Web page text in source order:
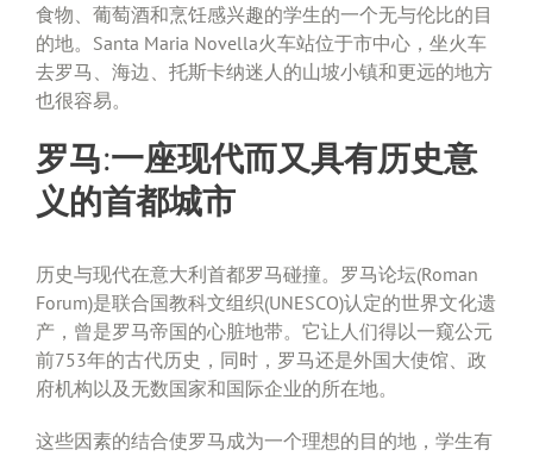
食物、葡萄酒和烹饪感兴趣的学生的一个无与伦比的目
的地。Santa Maria Novella火车站位于市中心，坐火车
去罗马、海边、托斯卡纳迷人的山坡小镇和更远的地方
也很容易。
罗马:一座现代而又具有历史意
义的首都城市
历史与现代在意大利首都罗马碰撞。罗马论坛(Roman
Forum)是联合国教科文组织(UNESCO)认定的世界文化遗
产，曾是罗马帝国的心脏地带。它让人们得以一窥公元
前753年的古代历史，同时，罗马还是外国大使馆、政
府机构以及无数国家和国际企业的所在地。
这些因素的结合使罗马成为一个理想的目的地，学生有